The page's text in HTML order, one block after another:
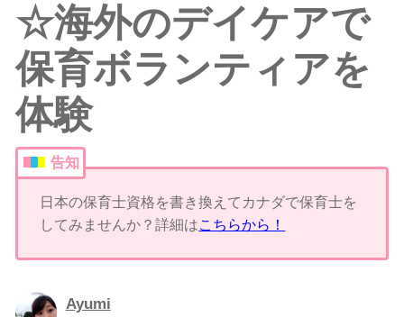
☆海外のデイケアで
保育ボランティアを
体験
告知
日本の保育士資格を書き換えてカナダで保育士を
してみませんか？詳細はこちらから！
Ayumi